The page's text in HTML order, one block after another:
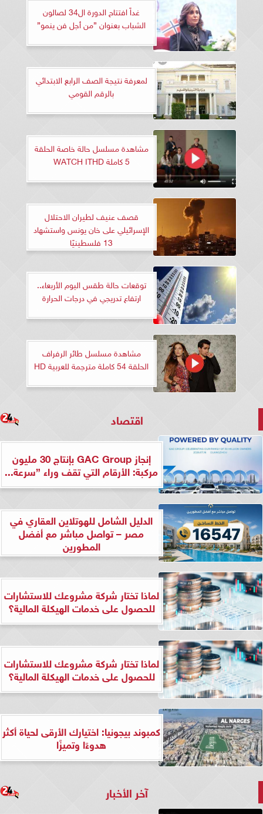
غداً افتتاح الدورة ال34 لصالون
الشباب بعنوان ”من أجل فن ينمو”
لمعرفة نتيجة الصف الرابع الابتدائي
بالرقم القومي
مشاهدة مسلسل حالة خاصة الحلقة
5 كاملة WATCH ITHD
قصف عنيف لطيران الاحتلال
الإسرائيلي على خان يونس واستشهاد
13 فلسطينيًا
توقعات حالة طقس اليوم الأربعاء..
ارتفاع تدريجي في درجات الحرارة
مشاهدة مسلسل طائر الرفراف
الحلقة 54 كاملة مترجمة للعربية HD
اقتصاد
إنجاز GAC Group بإنتاج 30 مليون
مركبة: الأرقام التي تقف وراء ”سرعة...
الدليل الشامل للهوتلاين العقاري في
مصر – تواصل مباشر مع أفضل
المطورين
لماذا تختار شركة مشروعك للاستشارات
للحصول على خدمات الهيكلة المالية؟
لماذا تختار شركة مشروعك للاستشارات
للحصول على خدمات الهيكلة المالية؟
كمبوند بيجونيا: اختيارك الأرقى لحياة أكثر
هدوءًا وتميزًا
آخر الأخبار